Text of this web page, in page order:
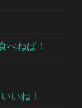
べねば！
いね！